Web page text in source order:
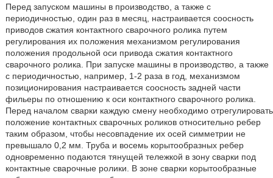
Перед запуском машины в производство, а также с
периодичностью, один раз в месяц, настраивается соосность
приводов сжатия контактного сварочного ролика путем
регулирования их положения механизмом регулирования
положения продольной оси привода сжатия контактного
сварочного ролика. При запуске машины в производство, а также
с периодичностью, например, 1-2 раза в год, механизмом
позиционирования настраивается соосность задней части
фильеры по отношению к оси контактного сварочного ролика.
Перед началом сварки каждую смену необходимо отрегулировать
положение контактных сварочных роликов относительно ребер
таким образом, чтобы несовпадение их осей симметрии не
превышало 0,2 мм. Труба и восемь корытообразных ребер
одновременно подаются тянущей тележкой в зону сварки под
контактные сварочные ролики. В зоне сварки корытообразные